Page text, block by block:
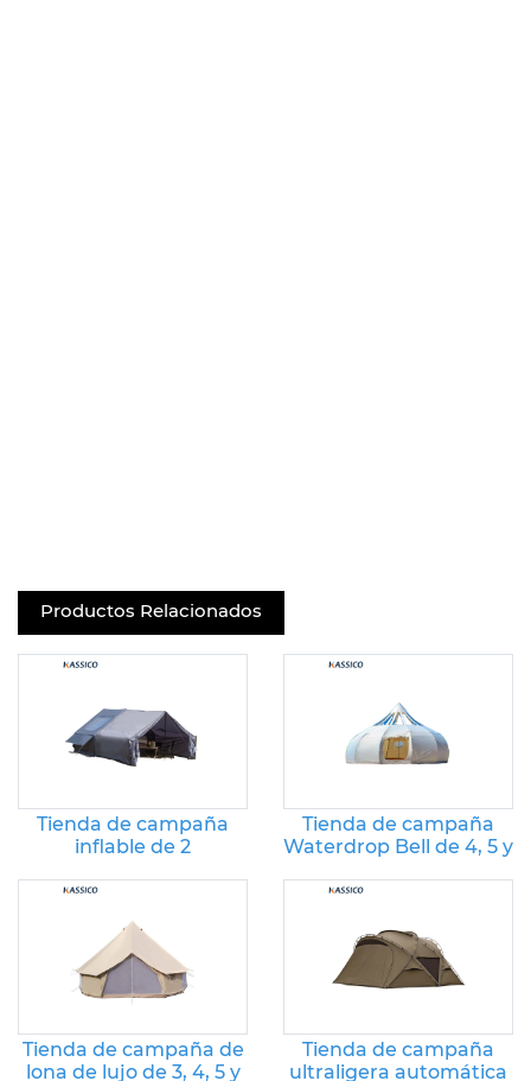
Productos Relacionados
Tienda de campaña
inflable de 2
Tienda de campaña
Waterdrop Bell de 4, 5 y
eventos
Tienda de campaña de
lona de lujo de 3, 4, 5 y
Tienda de campaña
ultraligera automática